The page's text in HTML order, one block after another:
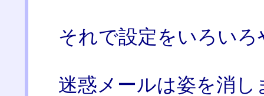
それで設定をいろい
迷惑メールは姿を消